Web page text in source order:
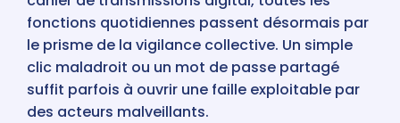
fonctions quotidiennes passent désormais par
le prisme de la vigilance collective. Un simple
clic maladroit ou un mot de passe partagé
suffit parfois à ouvrir une faille exploitable par
des acteurs malveillants.